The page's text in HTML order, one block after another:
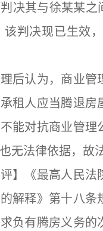
决其与徐某某
判决现已生效
认为，商业管理
租人应当腾退
能对抗商业管
无法律依据，故
《最高人民法
解释》第十八
负有腾房义务